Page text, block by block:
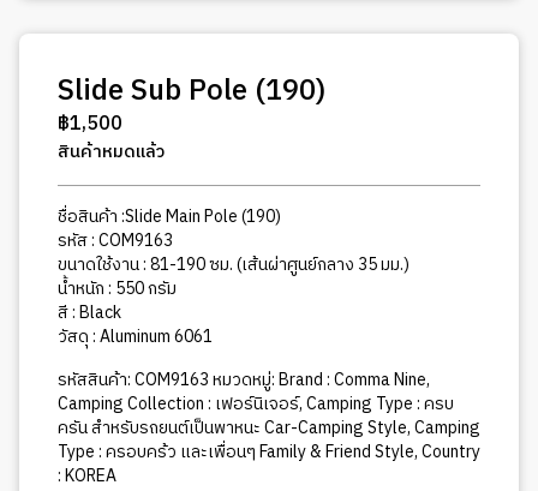
Slide Sub Pole (190)
฿1,500
สินค้าหมดแล้ว
ชื่อสินค้า :Slide Main Pole (190)
รหัส : COM9163
ขนาดใช้งาน : 81-190 ซม. (เส้นผ่าศูนย์กลาง 35 มม.)
น้ำหนัก : 550 กรัม
สี : Black
วัสดุ : Aluminum 6061
รหัสสินค้า:COM9163หมวดหมู่:Brand : Comma Nine,
Camping Collection : เฟอร์นิเจอร์,Camping Type : ครบ
ครัน สำหรับรถยนต์เป็นพาหนะ Car-Camping Style,Camping
Type : ครอบคร้ว และเพื่อนๆ Family & Friend Style,Country
: KOREA